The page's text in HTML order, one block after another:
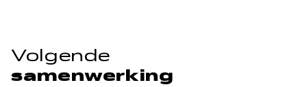
Volgende
samenwerking